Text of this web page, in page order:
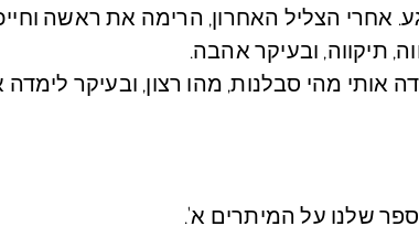
אחרי הצליל האחרון, הרימה את ראשה
תיקווה, ובעיקר אהבה.
אותי מהי סבלנות, מהו רצון, ובעיקר לימדה
שלנו על המיתרים א'.